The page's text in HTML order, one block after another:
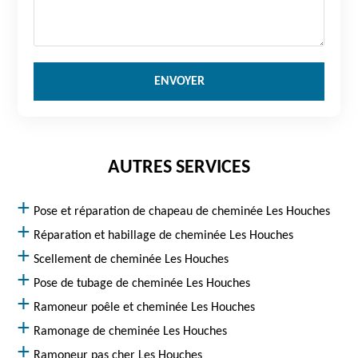
AUTRES SERVICES
Pose et réparation de chapeau de cheminée Les Houches
Réparation et habillage de cheminée Les Houches
Scellement de cheminée Les Houches
Pose de tubage de cheminée Les Houches
Ramoneur poêle et cheminée Les Houches
Ramonage de cheminée Les Houches